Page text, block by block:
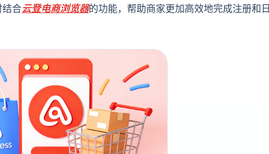
合云登电商浏览器的功能，帮助商家更加高效地完成注册和